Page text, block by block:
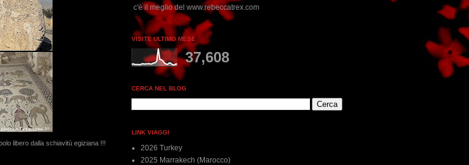
libero dalla schiavitù egiziana !!!
clikka "qui", c'è il meglio del www.rebeccatrex.com
VISITE ULTIMO MESE
37,608
CERCA NEL BLOG
LINK VIAGGI
2026 Turkey
2025 Marrakech (Marocco)